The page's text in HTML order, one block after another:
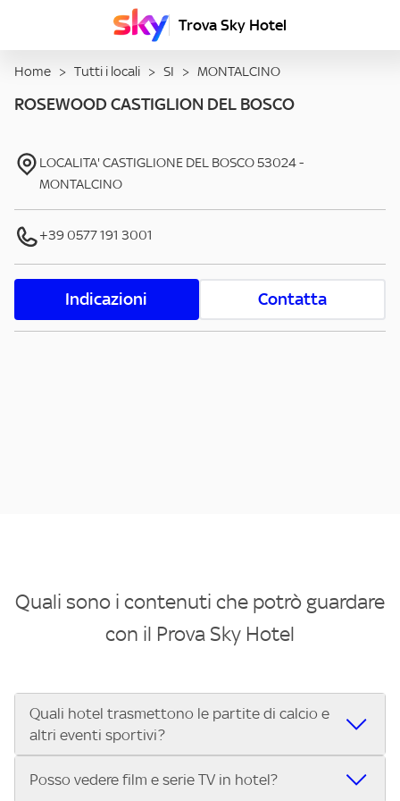
Trova Sky Hotel
Home > Tutti i locali > SI > MONTALCINO
ROSEWOOD CASTIGLION DEL BOSCO
LOCALITA' CASTIGLIONE DEL BOSCO53024-
MONTALCINO
+39 0577 191 3001
Indicazioni Contatta
Quali sono i contenuti che potrò guardare
con il Prova Sky Hotel
Quali hotel trasmettono le partite di calcio e
altri eventi sportivi?
Se cerchi un hotel dove poter vedere le partite di Serie A,
Posso vedere film e serie TV in hotel?